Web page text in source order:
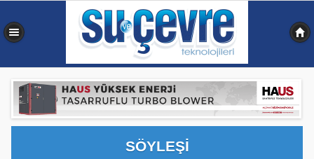
SÖYLEŞİ
0,461 sn